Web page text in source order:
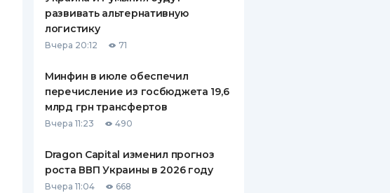
развивать альтернативную
логистику
Вчера 20:12 71
Минфин в июле обеспечил
перечисление из госбюджета 19,6
млрд грн трансфертов
Вчера 11:23 490
Dragon Capital изменил прогноз
роста ВВП Украины в 2026 году
Вчера 11:04 668